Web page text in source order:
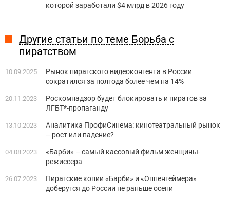
которой заработали $4 млрд в 2026 году
Другие статьи по теме Борьба с
пиратством
10.09.2025
Рынок пиратского видеоконтента в России
сократился за полгода более чем на 14%
20.11.2023
Роскомнадзор будет блокировать и пиратов за
ЛГБТ*-пропаганду
13.10.2023
Аналитика ПрофиСинема: кинотеатральный рынок
– рост или падение?
04.08.2023
«Барби» – самый кассовый фильм женщины-
режиссера
26.07.2023
Пиратские копии «Барби» и «Оппенгеймера»
доберутся до России не раньше осени